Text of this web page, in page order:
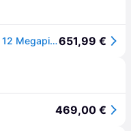
OM System TG-7 red Digitalkamera 12 Megapixel Opt. Zoom: 4 x Rot Stoßfest, Wasserdicht, 4K-Video651,99 €
469,00 €